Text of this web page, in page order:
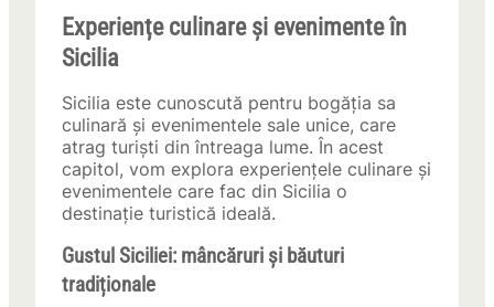
Experiențe culinare și evenimente în
Sicilia
Sicilia este cunoscută pentru bogăția sa
culinară și evenimentele sale unice, care
atrag turiști din întreaga lume. În acest
capitol, vom explora experiențele culinare și
evenimentele care fac din Sicilia o
destinație turistică ideală.
Gustul Siciliei: mâncăruri și băuturi
tradiționale